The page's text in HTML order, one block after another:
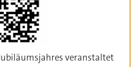
veranstaltet